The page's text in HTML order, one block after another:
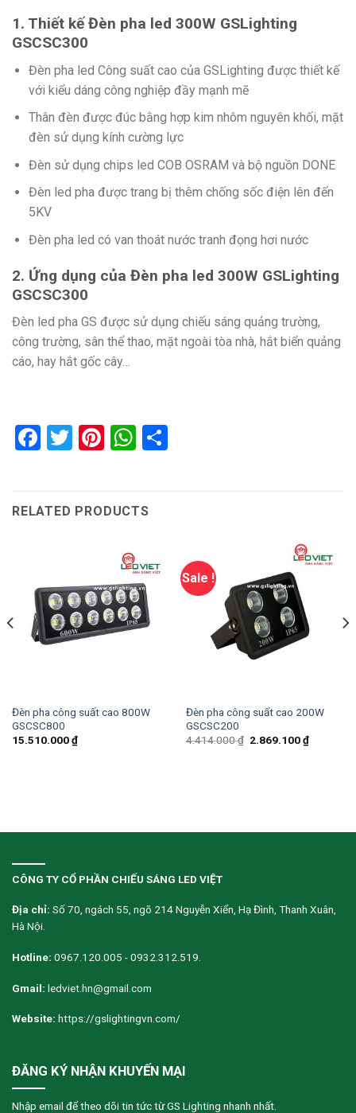
1. Thiết kế Đèn pha led 300W GSLighting
GSCSC300
Đèn pha led Công suất cao của GSLighting được thiết kế
với kiểu dáng công nghiệp đầy mạnh mẽ
Thân đèn được đúc bằng hợp kim nhôm nguyên khối, mặt
đèn sử dụng kính cường lực
Đèn sử dụng chips led COB OSRAM và bộ nguồn DONE
Đèn led pha được trang bị thêm chống sốc điện lên đến
5KV
Đèn pha led có van thoát nước tranh đọng hơi nước
2. Ứng dụng của Đèn pha led 300W GSLighting
GSCSC300
Đèn led pha GS được sử dụng chiếu sáng quảng trường,
công trường, sân thể thao, mặt ngoài tòa nhà, hắt biển quảng
cáo, hay hắt gốc cây…
Facebook
Twitter
Pinterest
WhatsApp
RELATED PRODUCTS
Đèn pha công suất cao 800W
GSCSC800
15.510.000₫
Sale !
Đèn pha công suất cao 200W
GSCSC200
4.414.000₫ 2.869.100₫
CÔNG TY CỔ PHẦN CHIẾU SÁNG LED VIỆT
Địa chỉ: Số 70, ngách 55, ngõ 214 Nguyễn Xiển, Hạ Đình, Thanh Xuân,
Hà Nội.
Hotline: 0967.120.005 - 0932.312.519.
Gmail: ledviet.hn@gmail.com
Website: https://gslightingvn.com/
ĐĂNG KÝ NHẬN KHUYẾN MẠI
Nhập email để theo dõi tin tức từ GS Lighting nhanh nhất.